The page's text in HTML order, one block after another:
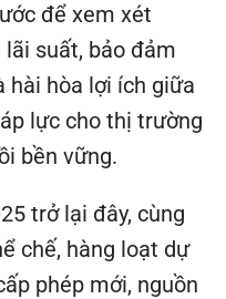
để xem xét
suất, bảo đảm
hài hòa lợi ích giữa
lực cho thị trường
bền vững.
trở lại đây, cùng
chế, hàng loạt dự
phép mới, nguồn